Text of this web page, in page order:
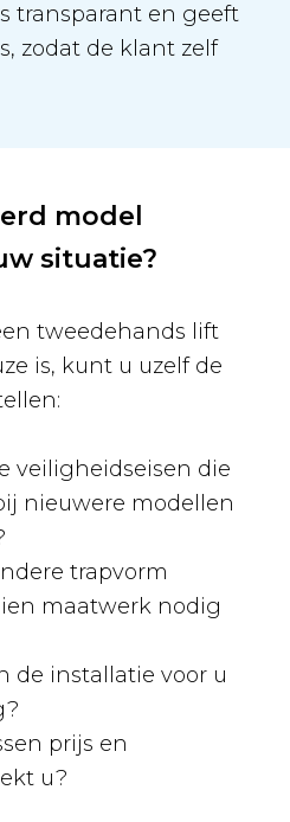
transparant en geeft
zodat de klant zelf
model
situatie?
tweedehands lift
is, kunt u uzelf de
veiligheidseisen die
nieuwere modellen
trapvorm
maatwerk nodig
de installatie voor u
prijs en
u?